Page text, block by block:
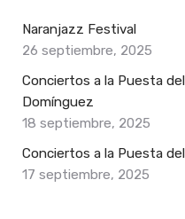
Naranjazz Festival
26 septiembre, 2025
Conciertos a la Puesta
Domínguez
18 septiembre, 2025
Conciertos a la Puesta
17 septiembre, 2025